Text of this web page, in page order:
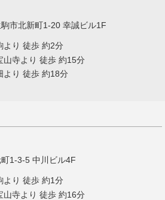
市北新町1-20 幸誠ビル1F
より 徒歩 約2分
山寺より 徒歩 約15分
より 徒歩 約18分
1-3-5 中川ビル4F
より 徒歩 約1分
山寺より 徒歩 約16分